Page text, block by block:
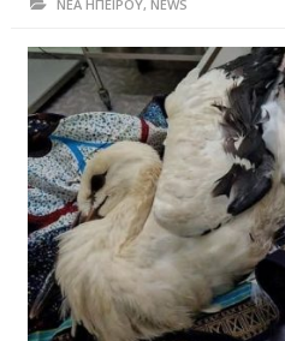
ΗΠΕΙΡΟΣ
ΠΡΕΒΕΖΑ
ΑΡΤΑ
ΙΩΑΝΝΙΝΑ
ΘΕΣΠΡΩΤΙΑ
ΙΟΝΙΑ ΝΗΣΙΑ
ΚΑΙ ΕΛΛΑΔΑ
ΝΕΑ ΗΠΕΙΡΟΥ, NEWS